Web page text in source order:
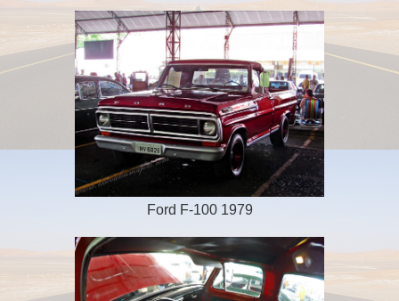
Ford F-100 1979